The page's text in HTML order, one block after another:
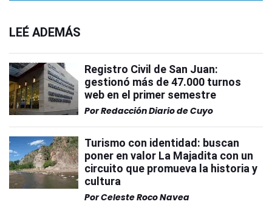
LEÉ ADEMÁS
Registro Civil de San Juan:
gestionó más de 47.000 turnos
web en el primer semestre
PorRedacción Diario de Cuyo
Turismo con identidad: buscan
poner en valor La Majadita con un
circuito que promueva la historia y
cultura
PorCeleste Roco Navea